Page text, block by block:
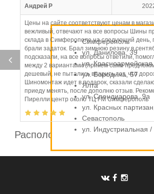
Андрей Р
Цены на сайте соответствуют ценам в
вежливый, отвечают на все вопросы Шины
склада в Симферополе на следующий день,
брали задаток. Брал зимнюю резину в
подсказали, на все вопросы ответили,
между 2 вариантами (причем сами
дешевый, не пытались впарить тот, что
Шиномонтаж идет в подарок, сказали
приеду менять, после дополню отзыв.
Пирелли центр около ТЦ FM Симферополь
Расположение шинных
Симферополь
ул. Данилова, 39
ул.
ул. Бородина, 57
Ялта
ул. Спендиарова, 9а
ул. Красных
Севастополь
ул. Индустриальная